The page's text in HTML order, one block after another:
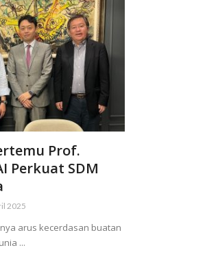
Prof.
Perkuat SDM
2025
arus kecerdasan buatan
...